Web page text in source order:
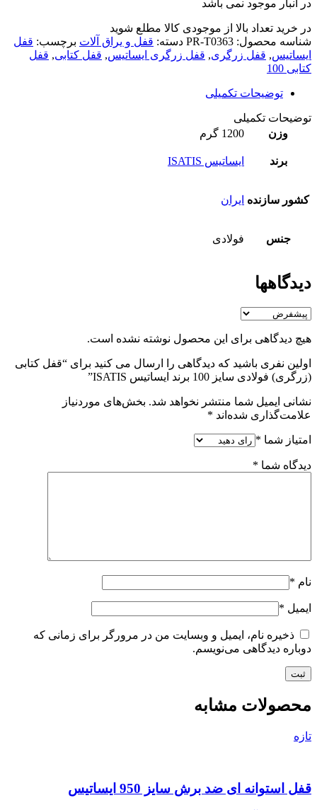
در انبار موجود نمی باشد
در خرید تعداد بالا از موجودی کالا مطلع شوید
شناسه محصول: PR-T0363 دسته: قفل و یراق آلات برچسب: قفل
ایساتیس, قفل زرگری, قفل زرگری ایساتیس, قفل کتابی, قفل
کتابی 100
توضیحات تکمیلی
توضیحات تکمیلی
وزن
1200 گرم
برند ایساتیس ISATIS
کشور سازنده ایران
جنس فولادی
دیدگاهها
هیچ دیدگاهی برای این محصول نوشته نشده است.
اولین نفری باشید که دیدگاهی را ارسال می کنید برای “قفل کتابی
(زرگری) فولادی سایز 100 برند ایساتیس ISATIS”
نشانی ایمیل شما منتشر نخواهد شد. بخش‌های موردنیاز
علامت‌گذاری شده‌اند *
امتیاز شما *
دیدگاه شما *
نام *
ایمیل *
ذخیره نام، ایمیل و وبسایت من در مرورگر برای زمانی که
دوباره دیدگاهی می‌نویسم.
محصولات مشابه
تازه
قفل استوانه ای ضد برش سایز 950 ایساتیس